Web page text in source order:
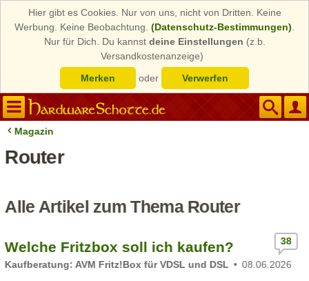
Hier gibt es Cookies. Nur von uns, nicht von Dritten. Keine
Werbung. Keine Beobachtung. (Datenschutz-Bestimmungen)
Nur für Dich. Du kannst deine Einstellungen (z.b.
Versandkostenanzeige)
Merken
oder Verwerfen
Magazin
Router
Alle Artikel zum Thema Router
Welche Fritzbox soll ich kaufen?
Kaufberatung: AVM Fritz!Box für VDSL und DSL 08.06.2026
38